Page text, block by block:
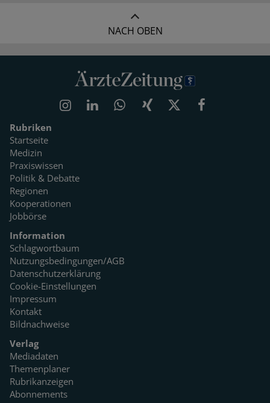
NACH OBEN
Rubriken
Startseite
Medizin
Praxiswissen
Politik & Debatte
Regionen
Kooperationen
Jobbörse
Information
Schlagwortbaum
Nutzungsbedingungen/AGB
Datenschutzerklärung
Cookie-Einstellungen
Impressum
Kontakt
Bildnachweise
Verlag
Mediadaten
Themenplaner
Rubrikanzeigen
Abonnements